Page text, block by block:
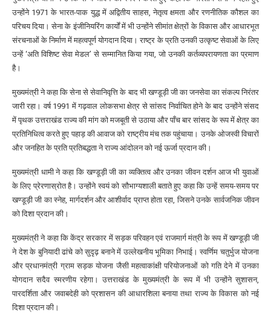
उन्होंने 1971 के भारत-पाक युद्ध में अद्वितीय साहस, नेतृत्व क्षमता और रणनीतिक कौशल का
परिचय दिया। सेना के इंजीनियरिंग कार्यों में भी उन्होंने सीमांत क्षेत्रों के विकास और आधारभूत
संरचनाओं के निर्माण में महत्वपूर्ण योगदान दिया। राष्ट्र के प्रति उनकी उत्कृष्ट सेवाओं के लिए
उन्हें ‘अति विशिष्ट सेवा मेडल’ से सम्मानित किया गया, जो उनकी कर्तव्यपरायणता का प्रमाण
है।
मुख्यमंत्री ने कहा कि सेना से सेवानिवृत्ति के बाद भी खण्डूड़ी जी का जनसेवा का संकल्प निरंतर
जारी रहा। वर्ष 1991 में गढ़वाल लोकसभा क्षेत्र से सांसद निर्वाचित होने के बाद उन्होंने संसद
में पृथक उत्तराखंड राज्य की मांग को मजबूती से उठाया और पाँच बार सांसद के रूप में क्षेत्र का
प्रतिनिधित्व करते हुए पहाड़ की आवाज को राष्ट्रीय मंच तक पहुंचाया। उनके ओजस्वी विचारों
और जनहित के प्रति प्रतिबद्धता ने राज्य आंदोलन को नई ऊर्जा प्रदान की।
मुख्यमंत्री धामी ने कहा कि खण्डूड़ी जी का व्यक्तित्व और उनका जीवन दर्शन आज भी युवाओं
के लिए प्रेरणास्रोत है। उन्होंने स्वयं को सौभाग्यशाली बताते हुए कहा कि उन्हें समय-समय पर
खण्डूड़ी जी का स्नेह, मार्गदर्शन और आशीर्वाद प्राप्त होता रहा, जिसने उनके सार्वजनिक जीवन
को दिशा प्रदान की।
मुख्यमंत्री ने कहा कि केंद्र सरकार में सड़क परिवहन एवं राजमार्ग मंत्री के रूप में खण्डूड़ी जी
ने देश के बुनियादी ढांचे को सुदृढ़ बनाने में उल्लेखनीय भूमिका निभाई। स्वर्णिम चतुर्भुज योजना
और प्रधानमंत्री ग्राम सड़क योजना जैसी महत्वाकांक्षी परियोजनाओं को गति देने में उनका
योगदान सदैव स्मरणीय रहेगा। उत्तराखंड के मुख्यमंत्री के रूप में भी उन्होंने सुशासन,
पारदर्शिता और जवाबदेही को प्रशासन की आधारशिला बनाया तथा राज्य के विकास को नई
दिशा प्रदान की।